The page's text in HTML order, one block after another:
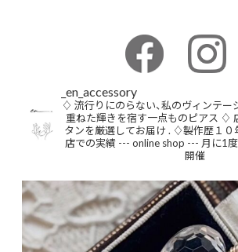
_en_accessory
♢ 流行りにのらない、私のヴィンテー
重ねた輝きを宿す一点ものピアス ♢
タンを厳選してお届け . ♢製作歴１０
店での実績 --- online shop --- 月に1度
開催